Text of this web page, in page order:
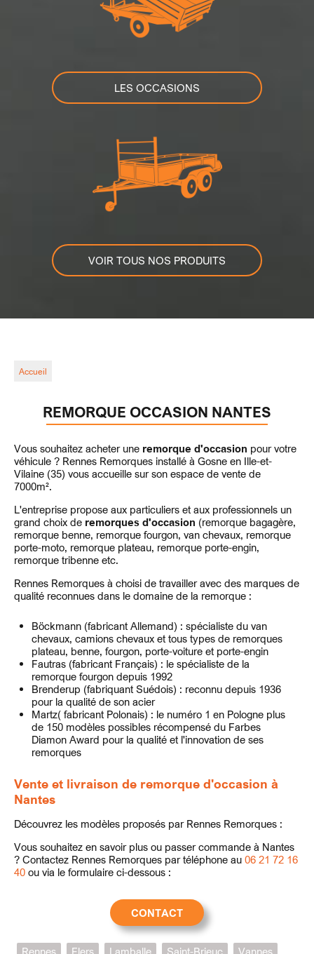
LES OCCASIONS
VOIR TOUS NOS PRODUITS
Accueil
REMORQUE OCCASION NANTES
Vous souhaitez acheter une remorque d'occasion pour votre
véhicule ? Rennes Remorques installé à Gosne en Ille-et-
Vilaine (35) vous accueille sur son espace de vente de
7000m².
L'entreprise propose aux particuliers et aux professionnels un
grand choix de remorques d'occasion (remorque bagagère,
remorque benne, remorque fourgon, van chevaux, remorque
porte-moto, remorque plateau, remorque porte-engin,
remorque tribenne etc.
Rennes Remorques à choisi de travailler avec des marques de
qualité reconnues dans le domaine de la remorque :
Böckmann (fabricant Allemand) : spécialiste du van
chevaux, camions chevaux et tous types de remorques
plateau, benne, fourgon, porte-voiture et porte-engin
Fautras (fabricant Français) : le spécialiste de la
remorque fourgon depuis 1992
Brenderup (fabriquant Suédois) : reconnu depuis 1936
pour la qualité de son acier
Martz( fabricant Polonais) : le numéro 1 en Pologne plus
de 150 modèles possibles récompensé du Farbes
Diamon Award pour la qualité et l'innovation de ses
remorques
Vente et livraison de remorque d'occasion à
Nantes
Découvrez les modèles proposés par Rennes Remorques :
Vous souhaitez en savoir plus ou passer commande à Nantes
? Contactez Rennes Remorques par téléphone au 06 21 72 16
40 ou via le formulaire ci-dessous :
CONTACT
Rennes Flers Lamballe Saint-Brieuc Vannes